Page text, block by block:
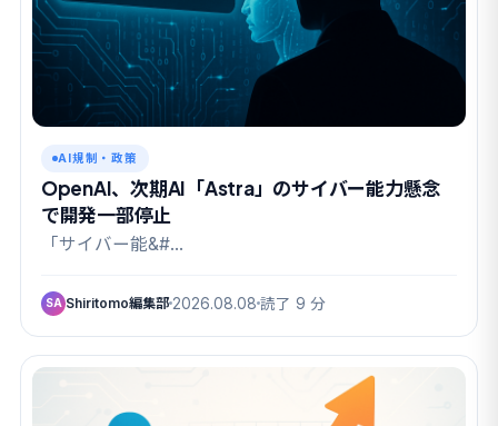
AI規制・政策
OpenAI、次期AI「Astra」のサイバー能力懸念
で開発一部停止
「サイバー能&#…
SA Shiritomo編集部 2026.08.08 読了 9 分